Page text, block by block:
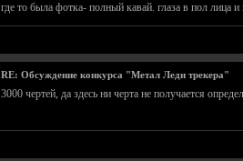
где то была фотка- полный кавай. глаза в пол лица
RE: Обсуждение конкурса "Метал Леди трекера"
3000 чертей, да здесь ни черта не получается